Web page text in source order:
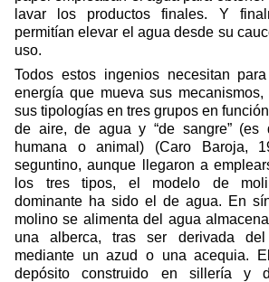
lavar los productos finales. Y
permitían elevar el agua desde su
uso.
Todos estos ingenios necesitan
energía que mueva sus
sus tipologías en tres grupos en
de aire, de agua y “de sangre” (es
humana o animal) (Caro Baroja,
seguntino, aunque llegaron a
los tres tipos, el modelo de
dominante ha sido el de agua. En
molino se alimenta del agua
una alberca, tras ser derivada
mediante un azud o una acequia.
depósito construido en sillería y